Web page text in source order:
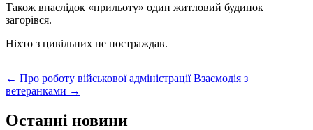
Також внаслідок «прильоту» один житловий будинок
загорівся.
Ніхто з цивільних не постраждав.
Post
navigation
← Про роботу військової адміністрації Взаємодія з
ветеранками →
Останні новини